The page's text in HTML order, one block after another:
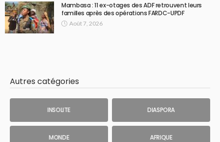
Mambasa : 11 ex-otages des ADF retrouvent leurs
familles après des opérations FARDC-UPDF
Août 7, 2026
Autres catégories
INSOLITE DIASPORA
MONDE AFRIQUE